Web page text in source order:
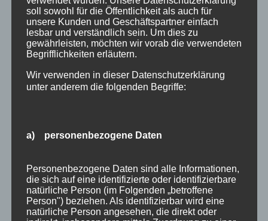
“Rundumblick” auf Oberstdorf(Source:
https://www.youtube.com/)
Suchen
nach:
Neueste Beiträge
Veranstaltungen im August 2026 in Oberstdorf
Public Viewing Fußball-WM 2026 in Oberstdorf
Extra Rabatt im März
Blog Archiv
Blog
Archiv
Kategorien
Allgäu
soll sowohl für die Öffentlichkeit als auch für
unsere Kunden und Geschäftspartner einfach
lesbar und verständlich sein. Um dies zu
gewährleisten, möchten wir vorab die verwendeten
Begrifflichkeiten erläutern.
Wir verwenden in dieser Datenschutzerklärung
unter anderem die folgenden Begriffe:
a) personenbezogene Daten
Personenbezogene Daten sind alle Informationen,
die sich auf eine identifizierte oder identifizierbare
natürliche Person (im Folgenden „betroffene
Person") beziehen. Als identifizierbar wird eine
natürliche Person angesehen, die direkt oder